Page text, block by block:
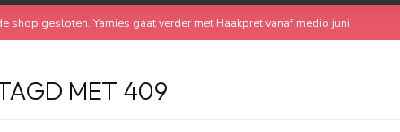
shop gesloten. Yarnies gaat verder met Haakpret vanaf medio juni
MET 409